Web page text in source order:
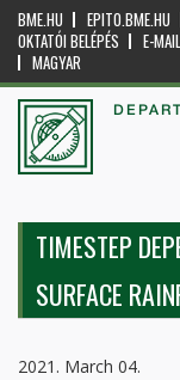
BME.HU EPITO.BME.HU
OKTATÓI BELÉPÉS
E-MAIL
MAGYAR
TIMESTEP
SURFACE
2021. March 04.